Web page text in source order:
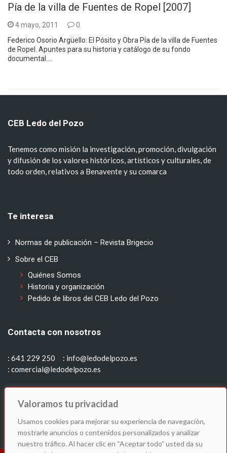
Valoramos tu privacidad
Usamos cookies para mejorar su experiencia de navegación,
mostrarle anuncios o contenidos personalizados y analizar
nuestro tráfico. Al hacer clic en “Aceptar todo” usted da su
Pía de la villa de Fuentes de Ropel [2007]
4 mayo, 2011
0
Federico Osorio Argüello: El Pósito y Obra Pía de la villa de Fuentes
de Ropel. Apuntes para su historia y catálogo de su fondo
documental.…
CEB Ledo del Pozo
Tenemos como misión la investigación, promoción, divulgación
y difusión de los valores históricos, artísticos y culturales, de
todo orden, relativos a Benavente y su comarca
Te interesa
Normas de publicación – Revista Brigecio
Sobre el CEB
Quiénes Somos
Historia y organización
Pedido de libros del CEB Ledo del Pozo
Contacta con nosotros
: 641 229 250
: info@ledodelpozo.es
: comercial@ledodelpozo.es